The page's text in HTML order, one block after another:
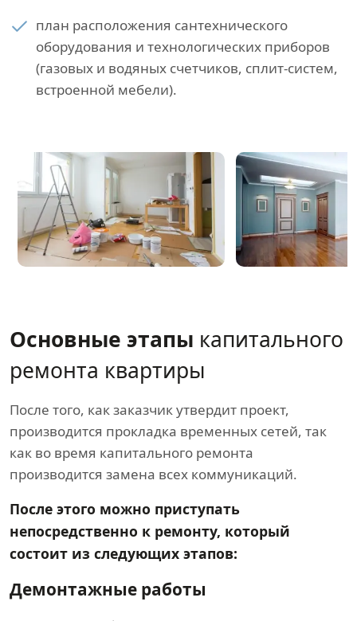
план расположения сантехнического
оборудования и технологических приборов
(газовых и водяных счетчиков, сплит-систем,
встроенной мебели).
Основные этапы капитального
ремонта квартиры
После того, как заказчик утвердит проект,
производится прокладка временных сетей, так
как во время капитального ремонта
производится замена всех коммуникаций.
После этого можно приступать
непосредственно к ремонту, который
состоит из следующих этапов:
Демонтажные работы